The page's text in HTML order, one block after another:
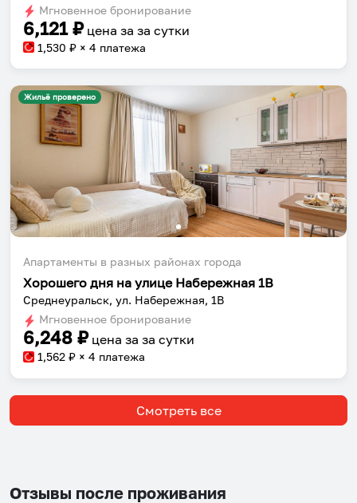
changing
dates.
changing
dates.
Мгновенное бронирование
6,121₽ цена за за сутки
1,530 ₽ × 4 платежа
Жильё проверено
Апартаменты в разных районах города
Хорошего дня на улице Набережная 1В
Среднеуральск, ул. Набережная, 1В
Мгновенное бронирование
6,248 ₽ цена за за сутки
1,562 ₽ × 4 платежа
Смотреть все
Отзывы после проживания